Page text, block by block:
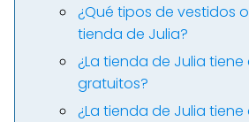
¿Qué tipos de vestidos
tienda de Julia?
¿La tienda de Julia tiene
gratuitos?
¿La tienda de Julia